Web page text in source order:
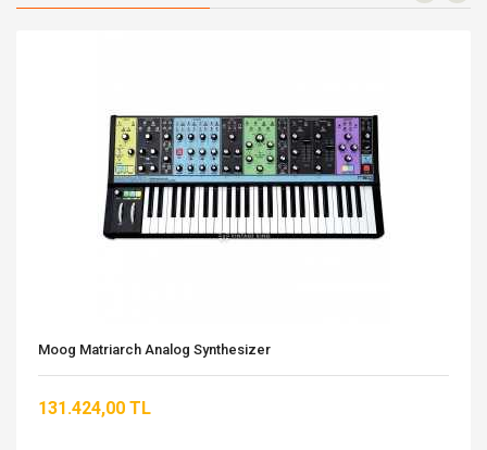
Moog Matriarch Analog Synthesizer
131.424,00 TL